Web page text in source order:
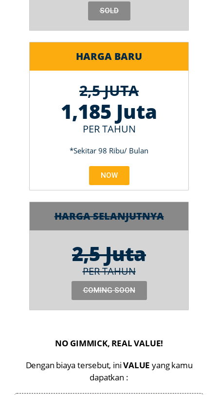
SOLD
HARGA BARU
2,5 JUTA
1,185 Juta
PER TAHUN
*Sekitar 98 Ribu/ Bulan
NOW
HARGA SELANJUTNYA
2,5 Juta
PER TAHUN
COMING SOON
NO GIMMICK, REAL VALUE!
Dengan biaya tersebut, iniVALUEyang kamu
dapatkan :